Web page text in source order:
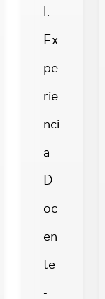
l.
Ex
pe
rie
nci
a
D
oc
en
te
-